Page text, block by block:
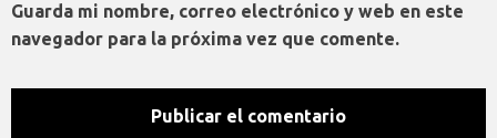
Guarda mi nombre, correo electrónico y web en este
navegador para la próxima vez que comente.